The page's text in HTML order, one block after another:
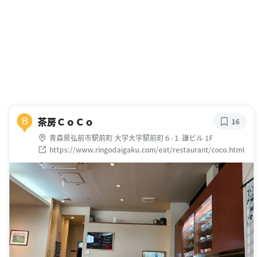
B 茶房ＣｏＣｏ
青森県弘前市駅前町 大字大字駅前町６-１ 謙ビル 1F
https://www.ringodaigaku.com/eat/restaurant/coco.html
16